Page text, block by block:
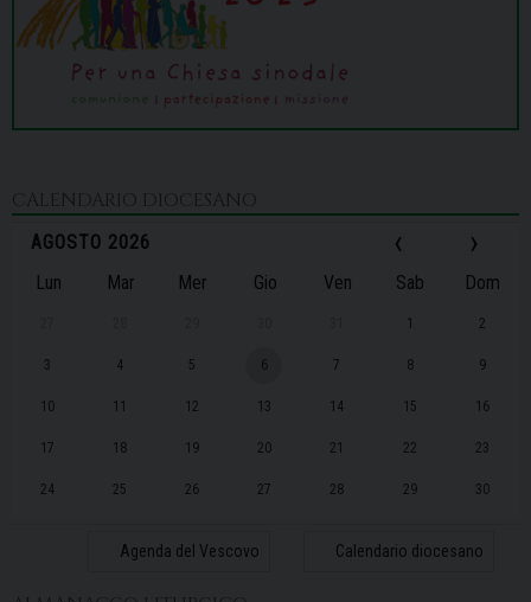
CALENDARIO DIOCESANO
‹
AGOSTO 2026 ›
Lun Mar Mer Gio Ven Sab Dom
1 2
3 4 5 6 7 8 9
10 11 12 13 14 15 16
17 18 19 20 21 22 23
24 25 26 27 28 29 30
Agenda del Vescovo Calendario diocesano